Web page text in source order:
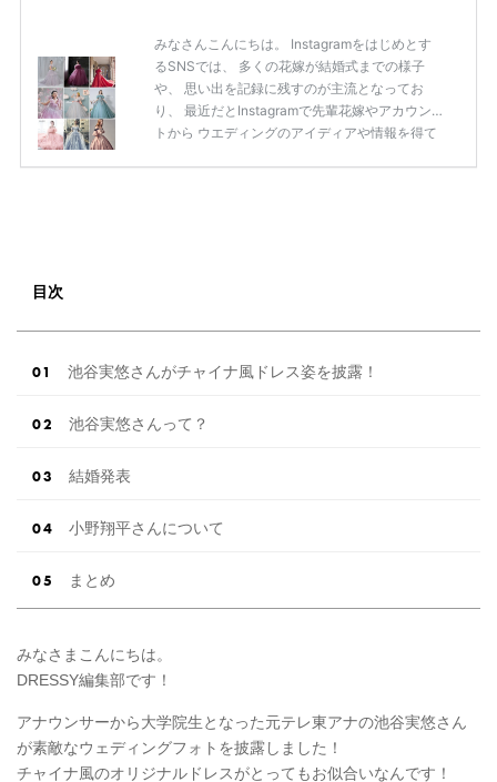
みなさんこんにちは。 Instagramをはじめとす
るSNSでは、 多くの花嫁が結婚式までの様子
や、 思い出を記録に残すのが主流となってお
り、 最近だとInstagramで先輩花嫁やアカウン
トから ウエディングのアイディアや情報を得て
目次
池谷実悠さんがチャイナ風ドレス姿を披露！
池谷実悠さんって？
結婚発表
小野翔平さんについて
まとめ
みなさまこんにちは。
DRESSY編集部です！
アナウンサーから大学院生となった元テレ東アナの池谷実悠さん
が素敵なウェディングフォトを披露しました！
チャイナ風のオリジナルドレスがとってもお似合いなんです！